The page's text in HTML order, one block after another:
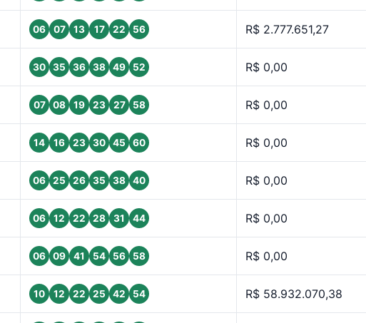
06 07 13 17 22 56 R$ 2.777.651,27
30 35 36 38 49 52 R$ 0,00
07 08 19 23 27 58 R$ 0,00
14 16 23 30 45 60 R$ 0,00
06 25 26 35 38 40 R$ 0,00
06 12 22 28 31 44 R$ 0,00
06 09 41 54 56 58 R$ 0,00
10 12 22 25 42 54 R$ 58.932.070,38